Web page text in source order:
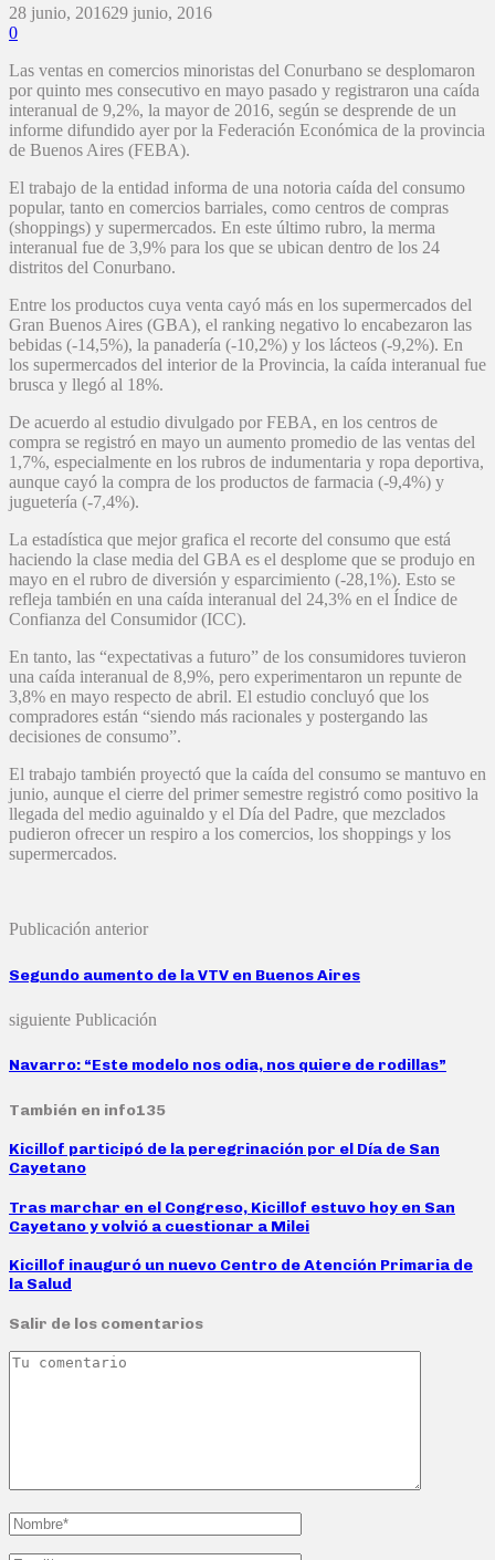
28 junio, 201629 junio, 2016
0
Las ventas en comercios minoristas del Conurbano se desplomaron
por quinto mes consecutivo en mayo pasado y registraron una caída
interanual de 9,2%, la mayor de 2016, según se desprende de un
informe difundido ayer por la Federación Económica de la provincia
de Buenos Aires (FEBA).
El trabajo de la entidad informa de una notoria caída del consumo
popular, tanto en comercios barriales, como centros de compras
(shoppings) y supermercados. En este último rubro, la merma
interanual fue de 3,9% para los que se ubican dentro de los 24
distritos del Conurbano.
Entre los productos cuya venta cayó más en los supermercados del
Gran Buenos Aires (GBA), el ranking negativo lo encabezaron las
bebidas (-14,5%), la panadería (-10,2%) y los lácteos (-9,2%). En
los supermercados del interior de la Provincia, la caída interanual fue
brusca y llegó al 18%.
De acuerdo al estudio divulgado por FEBA, en los centros de
compra se registró en mayo un aumento promedio de las ventas del
1,7%, especialmente en los rubros de indumentaria y ropa deportiva,
aunque cayó la compra de los productos de farmacia (-9,4%) y
juguetería (-7,4%).
La estadística que mejor grafica el recorte del consumo que está
haciendo la clase media del GBA es el desplome que se produjo en
mayo en el rubro de diversión y esparcimiento (-28,1%). Esto se
refleja también en una caída interanual del 24,3% en el Índice de
Confianza del Consumidor (ICC).
En tanto, las “expectativas a futuro” de los consumidores tuvieron
una caída interanual de 8,9%, pero experimentaron un repunte de
3,8% en mayo respecto de abril. El estudio concluyó que los
compradores están “siendo más racionales y postergando las
decisiones de consumo”.
El trabajo también proyectó que la caída del consumo se mantuvo en
junio, aunque el cierre del primer semestre registró como positivo la
llegada del medio aguinaldo y el Día del Padre, que mezclados
pudieron ofrecer un respiro a los comercios, los shoppings y los
supermercados.
Publicación anterior
Segundo aumento de la VTV en Buenos Aires
siguiente Publicación
Navarro: “Este modelo nos odia, nos quiere de rodillas”
También en info135
Kicillof participó de la peregrinación por el Día de San
Cayetano
Tras marchar en el Congreso, Kicillof estuvo hoy en San
Cayetano y volvió a cuestionar a Milei
Kicillof inauguró un nuevo Centro de Atención Primaria de
la Salud
Salir de los comentarios